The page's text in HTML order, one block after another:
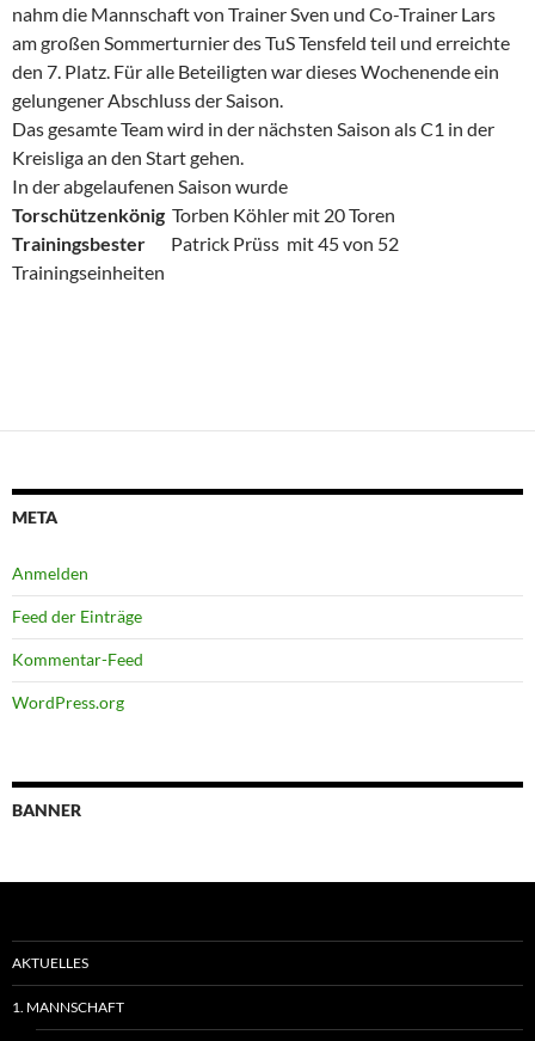
nahm die Mannschaft von Trainer Sven und Co-Trainer Lars
am großen Sommerturnier des TuS Tensfeld teil und erreichte
den 7. Platz. Für alle Beteiligten war dieses Wochenende ein
gelungener Abschluss der Saison.
Das gesamte Team wird in der nächsten Saison als C1 in der
Kreisliga an den Start gehen.
In der abgelaufenen Saison wurde
Torschützenkönig Torben Köhler mit 20 Toren
Trainingsbester
Patrick Prüss mit 45 von 52
Trainingseinheiten
META
Anmelden
Feed der Einträge
Kommentar-Feed
WordPress.org
BANNER
AKTUELLES
1. MANNSCHAFT